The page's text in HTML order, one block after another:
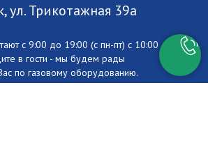
ул. Трикотажная 39а
с 9:00 до 19:00 (с пн-пт) с 10:00 до
в гости - мы будем рады
по газовому оборудованию.